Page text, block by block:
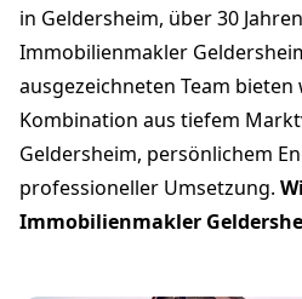
in Geldersheim, über 30
Immobilienmakler
ausgezeichneten Team
Kombination aus tiefem
Geldersheim, persönlichem
professioneller Umsetzung.
Immobilienmakler